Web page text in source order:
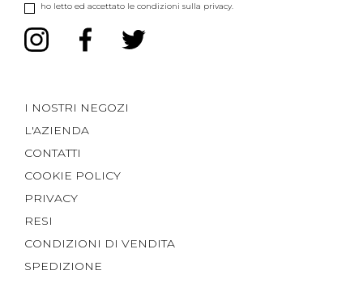
ho letto ed accettato le condizioni sulla privacy.
I NOSTRI NEGOZI
L'AZIENDA
CONTATTI
COOKIE POLICY
PRIVACY
RESI
CONDIZIONI DI VENDITA
SPEDIZIONE